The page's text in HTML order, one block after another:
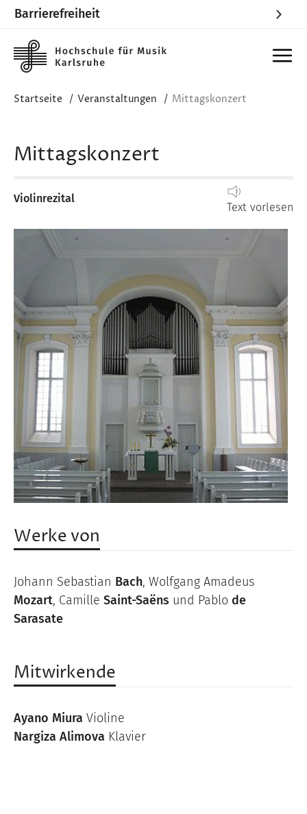
Barrierefreiheit
Startseite Veranstaltungen Mittagskonzert
Mittagskonzert
Text vorlesen
Violinrezital
Image
Werke von
Johann Sebastian Bach, Wolfgang Amadeus
Mozart, Camille Saint-Saëns und Pablo de
Sarasate
Mitwirkende
Ayano Miura Violine
Nargiza Alimova Klavier